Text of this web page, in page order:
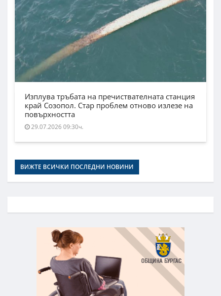
Изплува тръбата на пречиствателната станция
край Созопол. Стар проблем отново излезе на
повърхността
29.07.2026 09:30ч.
ВИЖТЕ ВСИЧКИ ПОСЛЕДНИ НОВИНИ